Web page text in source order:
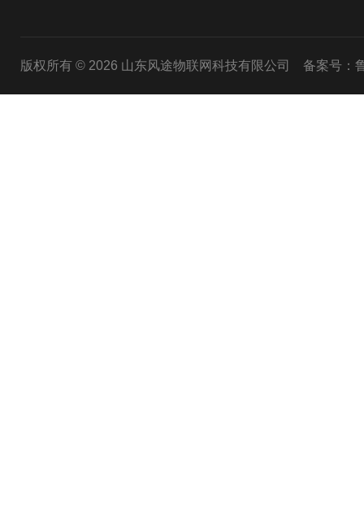
版权所有 © 2026 山东风途物联网科技有限公司 备案号：